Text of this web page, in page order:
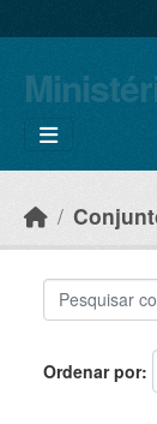
Ordenar por